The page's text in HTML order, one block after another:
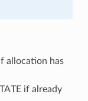
allocation has
if already